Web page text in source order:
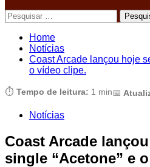
Pesquisar
por:
Home
Notícias
Coast Arcade lançou hoje
o vídeo clipe.
⏱️ Tempo de leitura: 1 min📅
Notícias
Coast Arcade
single “Acetone” e